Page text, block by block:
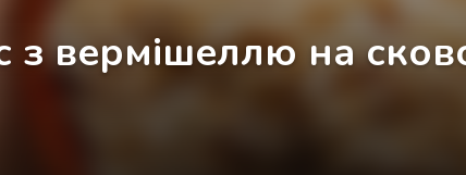
з вермішеллю на